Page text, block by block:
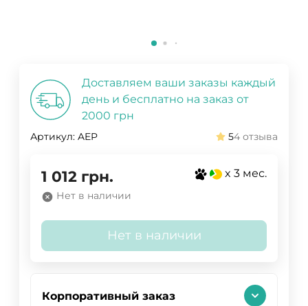
Доставляем ваши заказы каждый
день и бесплатно на заказ от
2000 грн
Артикул: AEP 54 отзыва
1 012 грн. x 3 мес.
Нет в наличии
Нет в наличии
Корпоративный заказ